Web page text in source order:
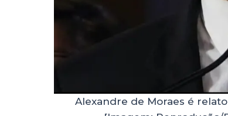
Alexandre de Moraes é